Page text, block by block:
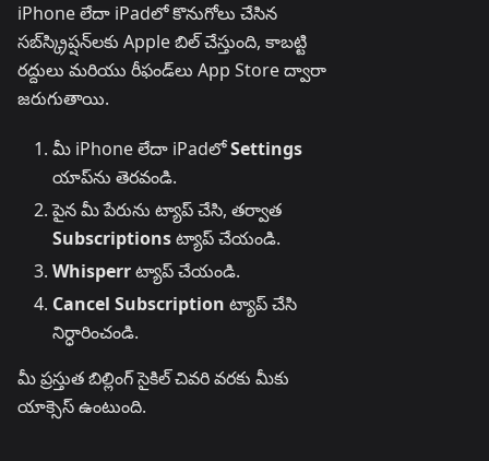
iPhone లేదా iPadలో కొనుగోలు చేసిన
సబ్‌స్క్రిప్షన్‌లకు Apple బిల్ చేస్తుంది, కాబట్టి
రద్దులు మరియు రీఫండ్‌లు App Store ద్వారా
జరుగుతాయి.
మీ iPhone లేదా iPadలోSettings
యాప్‌ను తెరవండి.
పైన మీ పేరును ట్యాప్ చేసి, తర్వాత
Subscriptionsట్యాప్ చేయండి.
Whisperrట్యాప్ చేయండి.
Cancel Subscription ట్యాప్ చేసి
నిర్ధారించండి.
మీ ప్రస్తుత బిల్లింగ్ సైకిల్ చివరి వరకు మీకు
యాక్సెస్ ఉంటుంది.